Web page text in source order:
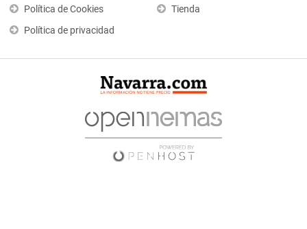
Política de Cookies
Política de privacidad
Tienda